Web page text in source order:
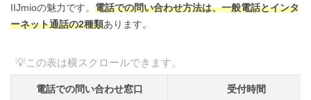
IIJmioの魅力です。 電話での問い合わせ方法は、一般電話とインタ
ーネット通話の2種類あります。
電話での問い合わせ窓口 受付時間